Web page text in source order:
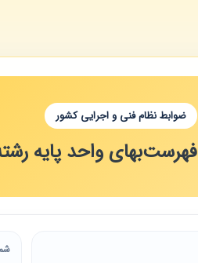
ضوابط نظام فنی و اجرایی کشور
فهرست‌بهای واحد پایه رشته